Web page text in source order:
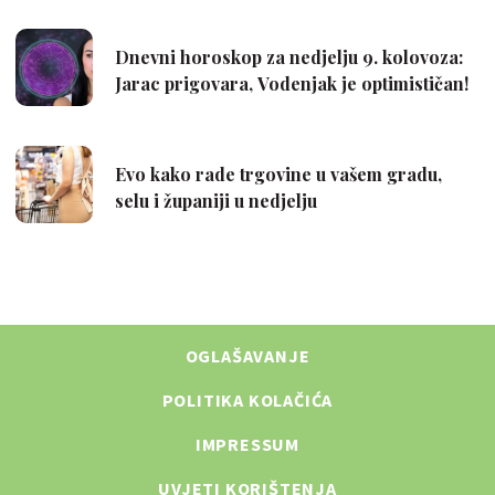
OGLAŠAVANJE
POLITIKA KOLAČIĆA
IMPRESSUM
UVJETI KORIŠTENJA